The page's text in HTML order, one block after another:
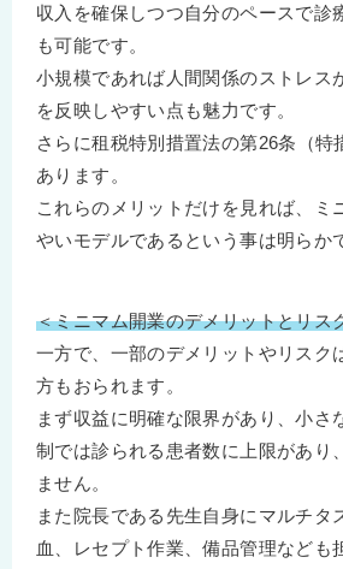
収入を確保しつつ自分のペースで診
も可能です。
小規模であれば人間関係のストレス
を反映しやすい点も魅力です。
さらに租税特別措置法の第26条（特
あります。
これらのメリットだけを見れば、ミ
やいモデルであるという事は明らか
＜ミニマム開業のデメリットとリス
一方で、一部のデメリットやリスク
方もおられます。
まず収益に明確な限界があり、小さ
制では診られる患者数に上限があり
ません。
また院長である先生自身にマルチタ
血、レセプト作業、備品管理なども